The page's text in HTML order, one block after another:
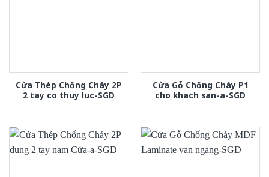
Cửa Thép Chống Cháy 2P
2 tay co thuy luc-SGD
Cửa Gỗ Chống Cháy P1
cho khach san-a-SGD